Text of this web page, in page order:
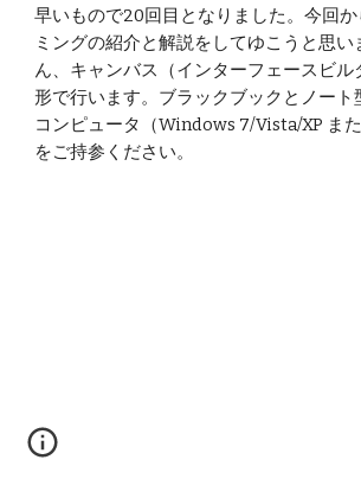
早いもので20回目となりました。今回
ミングの紹介と解説をしてゆこうと思い
ん、キャンバス（インターフェースビル
形で行います。ブラックブックとノート
コンピュータ（Windows 7/Vista/XP また
をご持参ください。